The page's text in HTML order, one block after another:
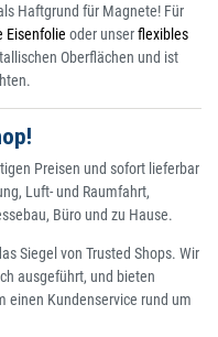
Haftgrund für Magnete! Für
Eisenfolie oder unserflexibles
Oberflächen und ist
Preisen und sofort lieferbar
Luft- und Raumfahrt,
Büro und zu Hause.
Siegel von Trusted Shops. Wir
ausgeführt, und bieten
einen Kundenservice rund um